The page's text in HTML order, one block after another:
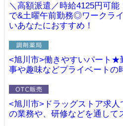
＼高額派遣／時給4125円可能
で&土曜午前勤務◎ワークラ
いあなたにおすすめ！
<旭川市>働きやすいパート★
事や趣味などプライベート
<旭川市>ドラッグストア求人
の業務や、研修などを通して